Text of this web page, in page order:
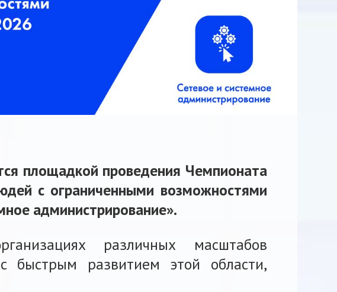
площадкой проведения Чемпионата
с ограниченными возможностями
администрирование».
различных масштабов
быстрым развитием этой области,